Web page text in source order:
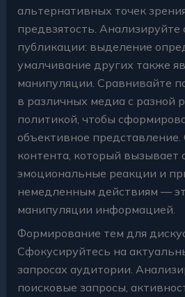
альтернативных точек
предвзятость. Анализируйте
публикации: выделение
умалчивание других также
манипуляции. Сравнивайте
в различных медиа с разной
политикой, чтобы
объективное представление.
контента, который вызывает
эмоциональные реакции и
немедленным действиям —
манипуляции информацией.
Формирование тем для
Сфокусируйтесь на
запросах аудитории.
поисковые запросы,